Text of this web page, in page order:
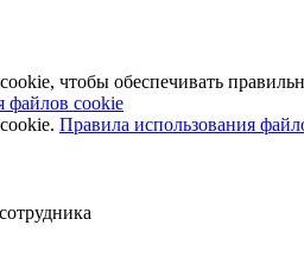
чтобы обеспечивать
файлов cookie
Правила использования